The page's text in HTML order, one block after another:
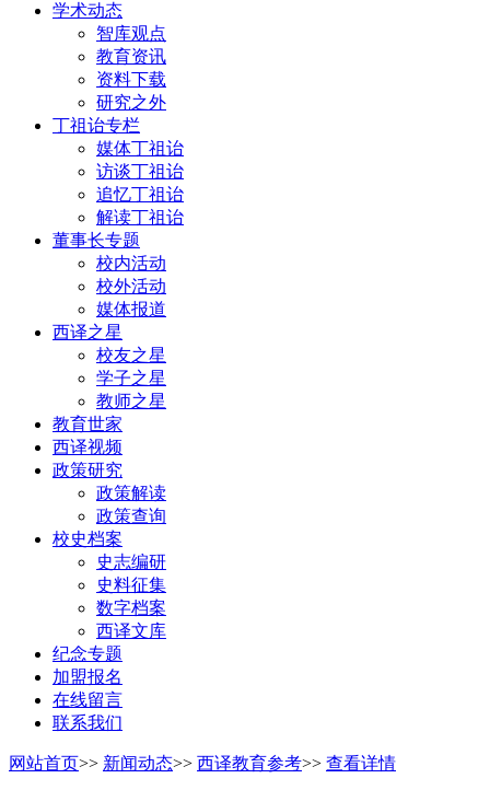
学术动态
智库观点
教育资讯
资料下载
研究之外
丁祖诒专栏
媒体丁祖诒
访谈丁祖诒
追忆丁祖诒
解读丁祖诒
董事长专题
校内活动
校外活动
媒体报道
西译之星
校友之星
学子之星
教师之星
教育世家
西译视频
政策研究
政策解读
政策查询
校史档案
史志编研
史料征集
数字档案
西译文库
纪念专题
加盟报名
在线留言
联系我们
网站首页>> 新闻动态>> 西译教育参考>> 查看详情